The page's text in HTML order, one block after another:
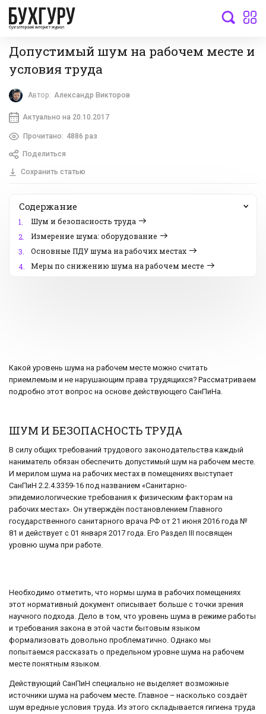
бухгалтерский интернет-журнал
Допустимый шум на рабочем месте и
условия труда
Автор: Александр Викторов
Актуально на 20.10.2017
Прочитано: 4886 раз
Поделиться
Сохранить статью
Содержание
1.
Шум и безопасность труда
2.
Измерение шума: оборудование
3.
Основные ПДУ шума на рабочих местах
4.
Меры по снижению шума на рабочем месте
Какой уровень шума на рабочем месте можно считать
приемлемым и не нарушающим права трудящихся? Рассматриваем
подробно этот вопрос на основе действующего СанПиНа.
ШУМ И БЕЗОПАСНОСТЬ ТРУДА
В силу общих требований трудового законодательства каждый
наниматель обязан обеспечить допустимый шум на рабочем месте.
И мерилом шума на рабочих местах в помещениях выступает
СанПиН 2.2.4.3359-16 под названием «Санитарно-
эпидемиологические требования к физическим факторам на
рабочих местах». Он утверждён постановлением Главного
государственного санитарного врача РФ от 21 июня 2016 года №
81 и действует с 01 января 2017 года. Его Раздел III посвящен
уровню шума при работе.
Необходимо отметить, что нормы шума в рабочих помещениях
этот нормативный документ описывает больше с точки зрения
научного подхода. Дело в том, что уровень шума в режиме работы
и требования закона в этой части бытовым языком
формализовать довольно проблематично. Однако мы
попытаемся рассказать о предельном уровне шума на рабочем
месте понятным языком.
Действующий СанПиН специально не выделяет возможные
источники шума на рабочем месте. Главное – насколько создаёт
шум вредные условия труда. Из этого складывается гигиена труда